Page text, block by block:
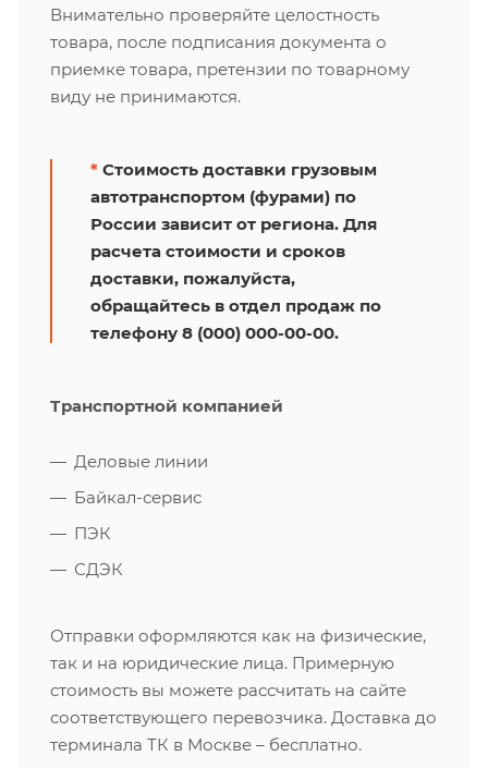
Внимательно проверяйте целостность
товара, после подписания документа о
приемке товара, претензии по товарному
виду не принимаются.
* Стоимость доставки грузовым
автотранспортом (фурами) по
России зависит от региона. Для
расчета стоимости и сроков
доставки, пожалуйста,
обращайтесь в отдел продаж по
телефону 8 (000) 000-00-00.
Транспортной компанией
Деловые линии
Байкал-сервис
ПЭК
СДЭК
Отправки оформляются как на физические,
так и на юридические лица. Примерную
стоимость вы можете рассчитать на сайте
соответствующего перевозчика. Доставка до
терминала ТК в Москве – бесплатно.